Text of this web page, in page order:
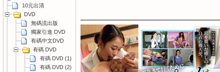
10元出清
DVD
無碼流出版
獨家引進 DVD
有碼中文DVD
有碼 DVD
有碼 DVD (1)
有碼 DVD (2)